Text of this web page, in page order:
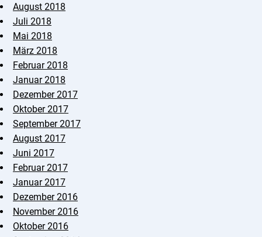
August 2018
Juli 2018
Mai 2018
März 2018
Februar 2018
Januar 2018
Dezember 2017
Oktober 2017
September 2017
August 2017
Juni 2017
Februar 2017
Januar 2017
Dezember 2016
November 2016
Oktober 2016